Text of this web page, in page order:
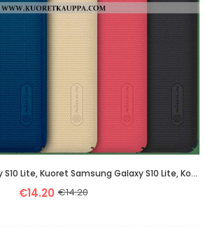
Kuori Samsung Galaxy S10 Lite, Kuoret Samsung Galaxy S10 Lite, Kotelo Samsung Galaxy S10 Lite Ultra
€14.20 €14.20